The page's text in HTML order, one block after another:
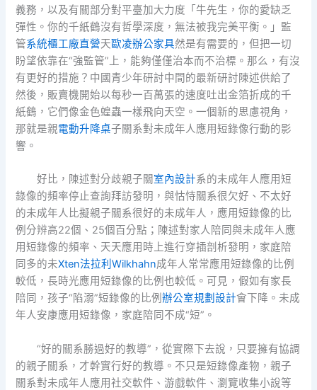
義務，以及有關部分對平臺加大力度「牛先生，你的愛缺乏
彈性。你的千紙鶴沒有哲學深度，無法被我完美平衡。」監
管系統櫃工廠直營天歐凌辦公家具然是有需要的，但把一切
盼望依靠在“強監管”上，能夠僅僅治本而不治標。那么，有沒
有更好的措施？中國青少年研討中間的最新研討陳述供給了
然後，販賣機開始以每秒一百萬張的速度吐出金箔折成的千
紙鶴，它們像金色蝗蟲一樣飛向天空。一個新的思慮視角，
那就是親電動升降桌子關系對未成年人應用短錄像行動的影
響。
好比，陳述對分歧親子關室內設計系的未成年人應用短
錄像的頻率停止查詢拜訪發明，與怙恃關系很欠好、不太好
的未成年人比擬親子關系很好的未成年人，應用短錄像的比
例分辨高22個、25個百分點；陳述對家人陪同與未成年人應
用短錄像的頻率、天天應用時上進行穿插剖析發明，家庭陪
同多的未Xten法拉利Wilkhahn成年人常常應用短錄像的比例
較低，長時光應用短錄像的比例也較低。可見，假如有家長
陪同，孩子“陷溺”短錄像的比例辦公室規劃設計會下降。未成
年人安康應用短錄像，家庭陪同不成“短”。
“好的關系勝過好的教導”，從實際下去說，只要擁有協調
的親子關系，才幹實行好的教導。不只是短錄像產物，親子
關系對未成年人應用社交軟件、游戲軟件、瀏覽收集小說等